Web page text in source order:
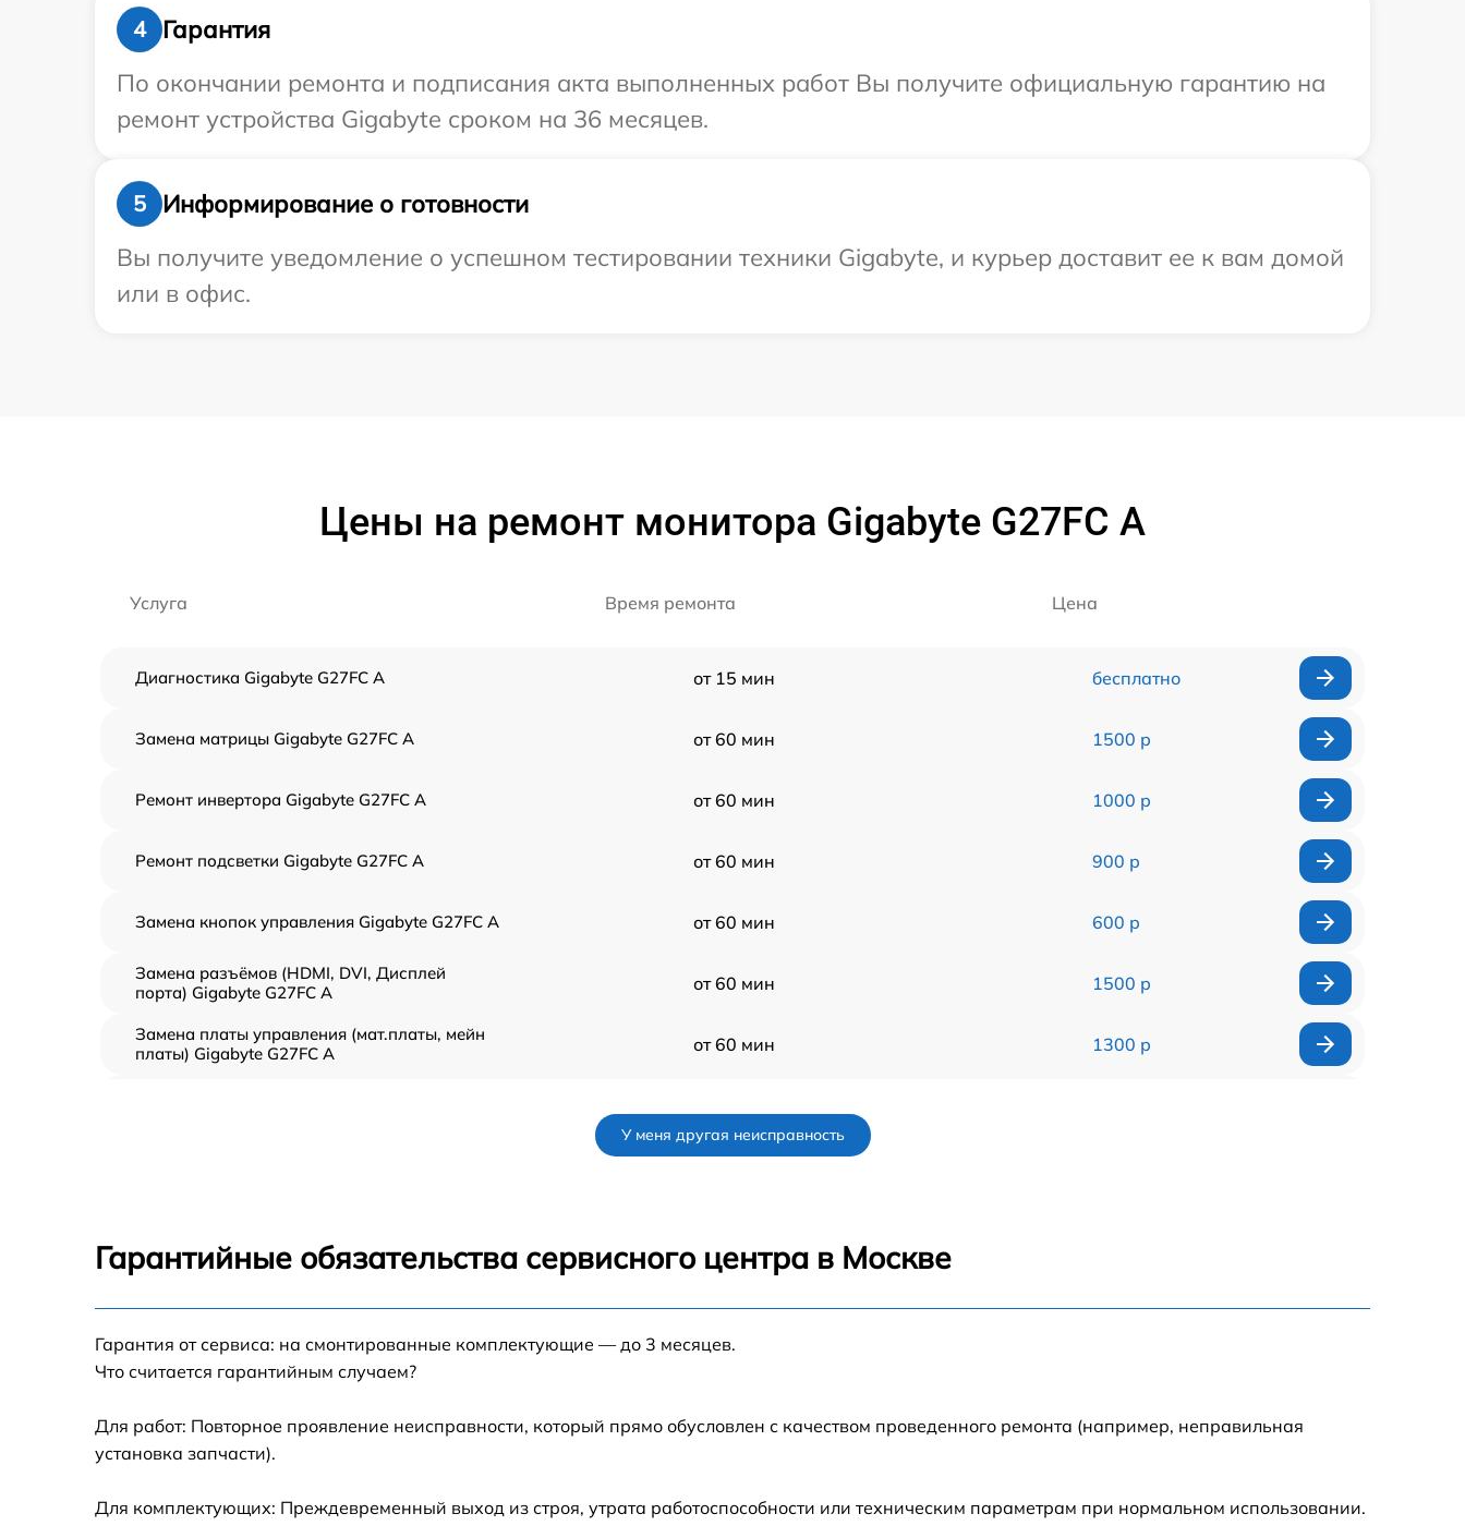
4
Гарантия
По окончании ремонта и подписания акта выполненных работ Вы получите официальную гарантию на
ремонт устройства Gigabyte сроком на 36 месяцев.
5
Информирование о готовности
Вы получите уведомление о успешном тестировании техники Gigabyte, и курьер доставит ее к вам домой
или в офис.
Цены на ремонт монитора Gigabyte G27FC A
Услуга Время ремонта Цена
Диагностика Gigabyte G27FC A от 15 мин бесплатно
Замена матрицы Gigabyte G27FC A от 60 мин 1500 р
Ремонт инвертора Gigabyte G27FC A от 60 мин 1000 р
Ремонт подсветки Gigabyte G27FC A от 60 мин 900 р
Замена кнопок управления Gigabyte G27FC A от 60 мин 600 р
Замена разъёмов (HDMI, DVI, Дисплей
порта) Gigabyte G27FC A
от 60 мин 1500 р
Замена платы управления (мат.платы, мейн
платы) Gigabyte G27FC A
от 60 мин 1300 р
Замена блока питания Gigabyte G27FC A от 60 мин
G27FC A
У меня другая неисправность
Гарантийные обязательства сервисного центра в Москве
Гарантия от сервиса: на смонтированные комплектующие — до 3 месяцев.
Что считается гарантийным случаем?
Для работ: Повторное проявление неисправности, который прямо обусловлен с качеством проведенного ремонта (например, неправильная
установка запчасти).
Для комплектующих: Преждевременный выход из строя, утрата работоспособности или техническим параметрам при нормальном использовании.